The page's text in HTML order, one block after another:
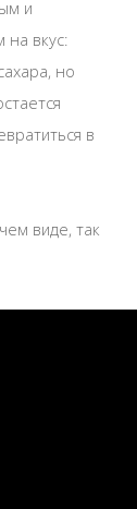
и
вкус:
но
в
виде, так